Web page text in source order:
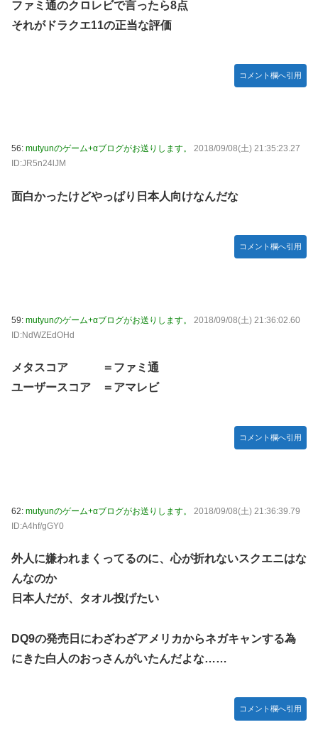
ファミ通のクロレビで言ったら8点
それがドラクエ11の正当な評価
コメント欄へ引用
56: mutyunのゲーム+αブログがお送りします。
2018/09/08(土) 21:35:23.27
ID:JR5n24lJM
面白かったけどやっぱり日本人向けなんだな
コメント欄へ引用
59: mutyunのゲーム+αブログがお送りします。
2018/09/08(土) 21:36:02.60
ID:NdWZEdOHd
メタスコア ＝ファミ通
ユーザースコア ＝アマレビ
コメント欄へ引用
62: mutyunのゲーム+αブログがお送りします。
2018/09/08(土) 21:36:39.79
ID:A4hf/gGY0
外人に嫌われまくってるのに、心が折れないスクエニはな
んなのか
日本人だが、タオル投げたい
DQ9の発売日にわざわざアメリカからネガキャンする為
にきた白人のおっさんがいたんだよな……
コメント欄へ引用